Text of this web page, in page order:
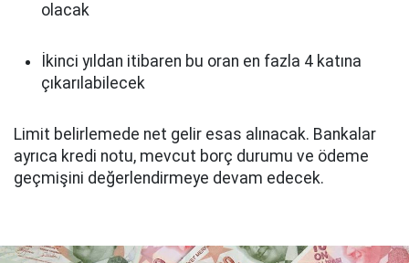
olacak
İkinci yıldan itibaren bu oran en fazla 4 katına
çıkarılabilecek
Limit belirlemede net gelir esas alınacak. Bankalar
ayrıca kredi notu, mevcut borç durumu ve ödeme
geçmişini değerlendirmeye devam edecek.